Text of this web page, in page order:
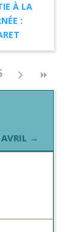
À LA
:
AVRIL →